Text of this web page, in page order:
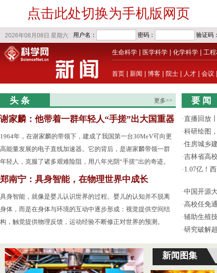
点击此处切换为手机版网页
生命科学 医学科学 化学科学 工
首页 新闻 博客 院士 人才 会议
头 条 更多>>
谢家麟：他带着一群年轻人“手搓”出大国重器
1964年，在谢家麟的带领下，建成了我国第一台30MeV可向更
高能量发展的电子直线加速器。它的背后，是谢家麟带领一群
年轻人，克服了诸多艰难险阻，用八年光阴“手搓”出的奇迹。
郑南宁：具身智能，在物理世界中成长
具身智能，就像是婴儿认识世界的过程。婴儿的认知并不脱离
身体，而是在身体与环境的互动中逐步形成：视觉提供空间结
构，触觉提供物理反馈，运动经验不断修正对世界的预测。
要 闻
·直播回放
·科研绘图
·住房城乡
·吉林省高
· 1.07亿！
·中国开源
· 高校任免
·辅助生殖
·研究破解
新闻图集